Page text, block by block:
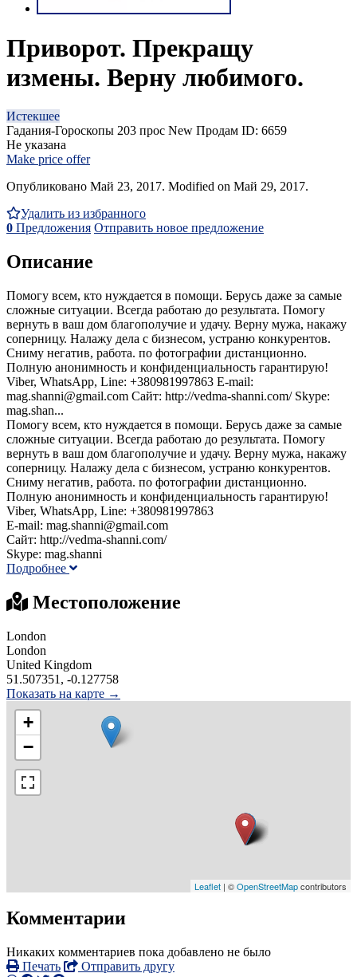
Приворот. Прекращу
измены. Верну любимого.
Истекшее
Гадания-Гороскопы 203 прос New Продам ID: 6659
Не указана
Make price offer
Опубликовано Май 23, 2017. Modified on Май 29, 2017.
Удалить из избранного
0 Предложения Отправить новое предложение
Описание
Помогу всем, кто нуждается в помощи. Берусь даже за самые
сложные ситуации. Всегда работаю до результата. Помогу
вернуть в ваш дом благополучие и удачу. Верну мужа, накажу
соперницу. Налажу дела с бизнесом, устраню конкурентов.
Сниму негатив, работа. по фотографии дистанционно.
Полную анонимность и конфиденциальность гарантирую!
Viber, WhatsApp, Line: +380981997863 E-mail:
mag.shanni@gmail.com Сайт: http://vedma-shanni.com/ Skype:
mag.shan...
Помогу всем, кто нуждается в помощи. Берусь даже за самые
сложные ситуации. Всегда работаю до результата. Помогу
вернуть в ваш дом благополучие и удачу. Верну мужа, накажу
соперницу. Налажу дела с бизнесом, устраню конкурентов.
Сниму негатив, работа. по фотографии дистанционно.
Полную анонимность и конфиденциальность гарантирую!
Viber, WhatsApp, Line: +380981997863
E-mail: mag.shanni@gmail.com
Сайт: http://vedma-shanni.com/
Skype: mag.shanni
Подробнее
Местоположение
London
London
United Kingdom
51.507351, -0.127758
Показать на карте →
+
−
Leaflet | ©OpenStreetMapcontributors
Комментарии
Никаких комментариев пока добавлено не было
Печать
Отправить другу